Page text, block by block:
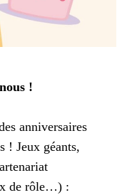
!
anniversaires
! Jeux géants,
de rôle…) :